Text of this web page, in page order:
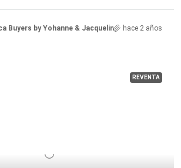
Buyers by Yohanne & Jacqueline hace 2 años
REVENTA